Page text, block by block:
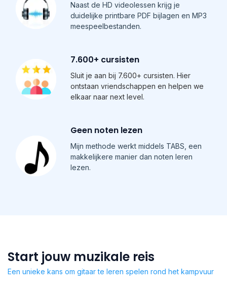
Naast de HD videolessen krijg je
duidelijke printbare PDF bijlagen en MP3
meespeelbestanden.
7.600+ cursisten
Sluit je aan bij 7.600+ cursisten. Hier
ontstaan vriendschappen en helpen we
elkaar naar next level.
Geen noten lezen
Mijn methode werkt middels TABS, een
makkelijkere manier dan noten leren
lezen.
Start jouw muzikale reis
Een unieke kans om gitaar te leren spelen rond het kampvuur